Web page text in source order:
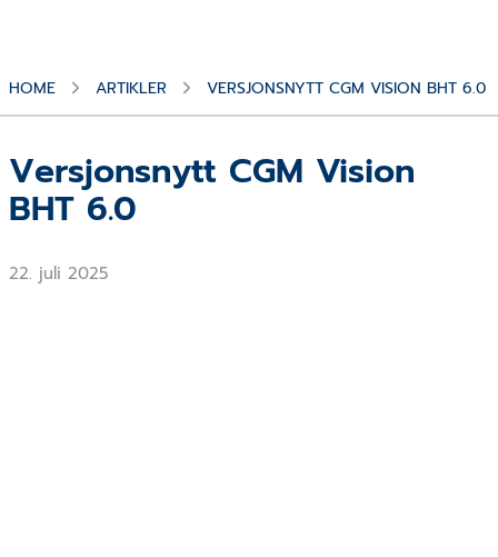
HOME ARTIKLER VERSJONSNYTT CGM VISION BHT 6.0
Versjonsnytt CGM Vision
BHT 6.0
22. juli 2025